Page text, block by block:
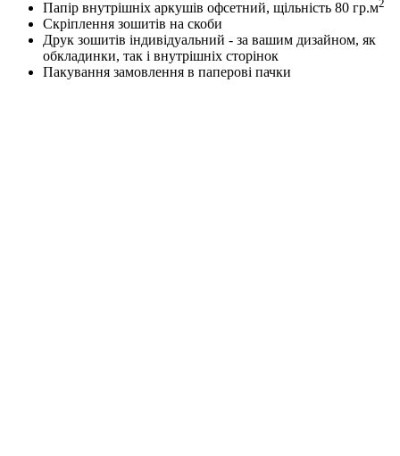
Папір внутрішніх аркушів офсетний, щільність 80 гр.м2
Скріплення зошитів на скоби
Друк зошитів індивідуальний - за вашим дизайном, як
обкладинки, так і внутрішніх сторінок
Пакування замовлення в паперові пачки